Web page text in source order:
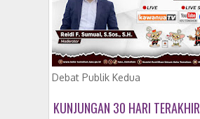
Debat Publik Kedua
KUNJUNGAN 30 HARI TERAKHIR